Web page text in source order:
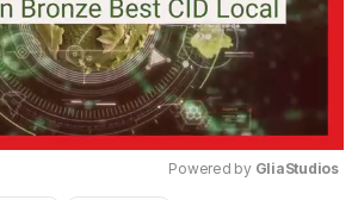
Powered by GliaStudios